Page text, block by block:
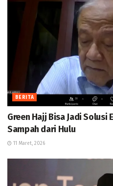
BERITA
Green Hajj Bisa Jadi Solusi
Sampah dari Hulu
11 Maret, 2026